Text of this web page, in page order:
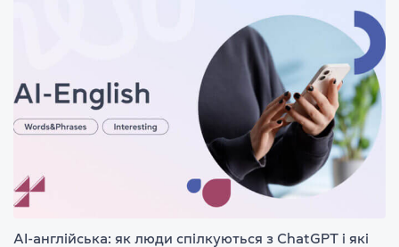
AI-англійська: як люди спілкуються з ChatGPT і які